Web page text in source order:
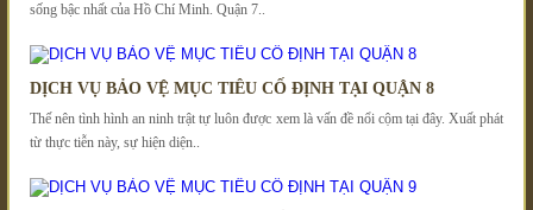
sống bậc nhất của Hồ Chí Minh. Quận 7..
DỊCH VỤ BẢO VỆ MỤC TIÊU CỐ ĐỊNH TẠI QUẬN 8
Thế nên tình hình an ninh trật tự luôn được xem là vấn đề nổi cộm tại đây. Xuất phát
từ thực tiễn này, sự hiện diện..